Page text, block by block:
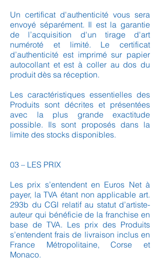
Un certificat d'authenticité vous sera
envoyé séparément. Il est la garantie
de l’acquisition d'un tirage d'art
numéroté et limité. Le certificat
d’authenticité est imprimé sur papier
autocollant et est à coller au dos du
produit dès sa réception.
Les caractéristiques essentielles des
Produits sont décrites et présentées
avec la plus grande exactitude
possible. Ils sont proposés dans la
limite des stocks disponibles.
03 – LES PRIX
Les prix s’entendent en Euros Net à
payer, la TVA étant non applicable art.
293b du CGI relatif au statut d’artiste-
auteur qui bénéficie de la franchise en
base de TVA. Les prix des Produits
s’entendent frais de livraison inclus en
France Métropolitaine, Corse et
Monaco.